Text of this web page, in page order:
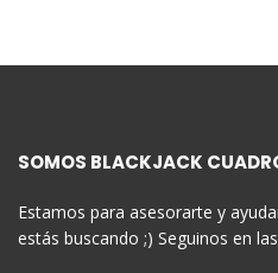
SOMOS BLACKJACK
Estamos para asesorarte y
estás buscando ;) Seguinos en